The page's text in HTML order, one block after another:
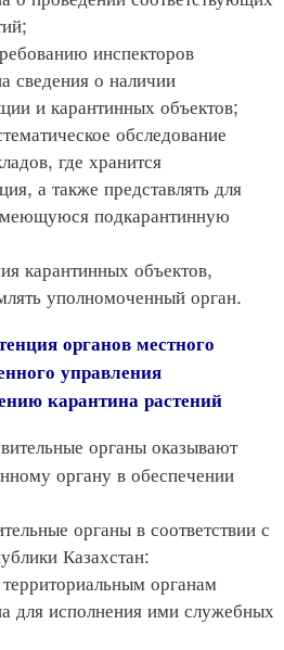
инспекторов
сведения о наличии
и карантинных объектов;
обследование
где хранится
а также представлять для
подкарантинную
карантинных объектов,
уполномоченный орган.
органов местного
управления
растений
органы оказывают
органу в обеспечении
органы в соответствии с
Казахстан:
органам
для исполнения ими служебных